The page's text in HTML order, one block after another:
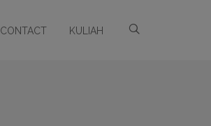
CONTACT KULIAH